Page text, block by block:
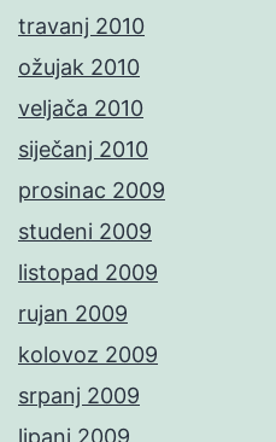
travanj 2010
ožujak 2010
veljača 2010
siječanj 2010
prosinac 2009
studeni 2009
listopad 2009
rujan 2009
kolovoz 2009
srpanj 2009